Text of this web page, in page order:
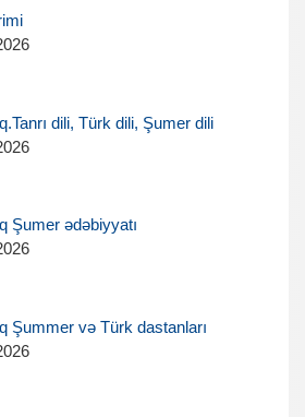
dili, Türk dili, Şumer dili
Şumer ədəbiyyatı
Şummer və Türk dastanları